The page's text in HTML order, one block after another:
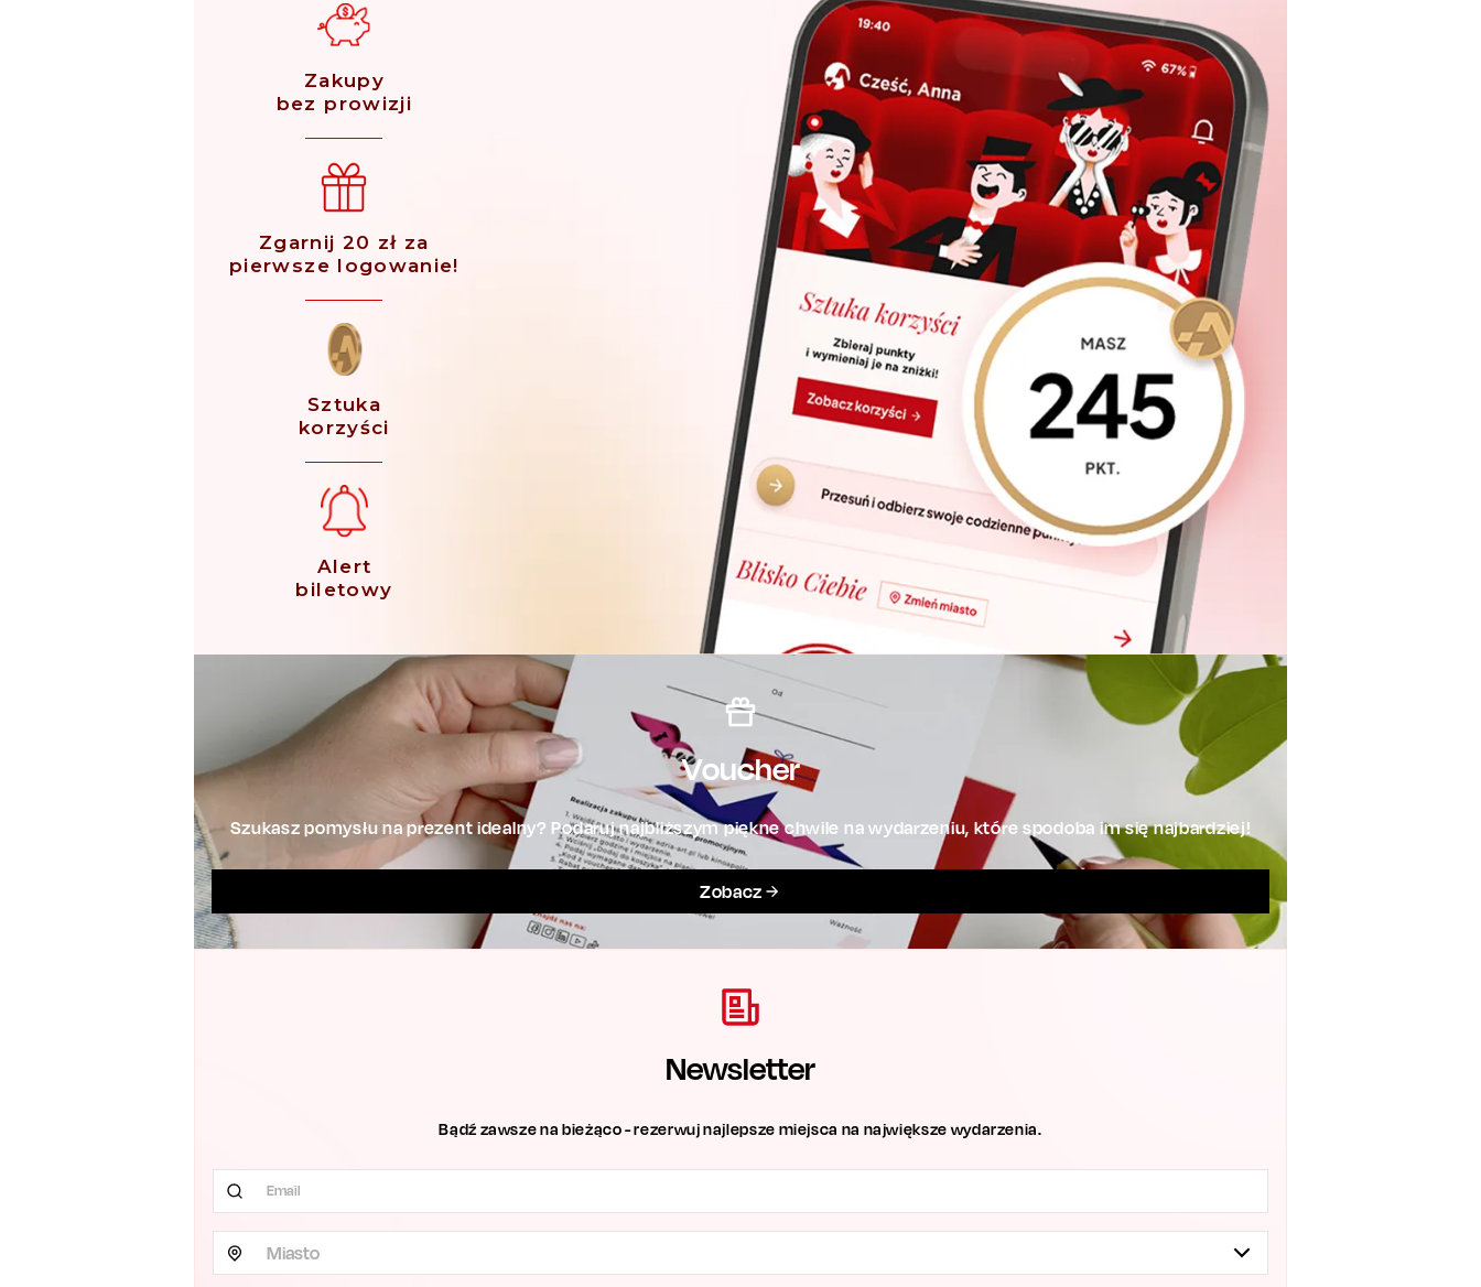
Zakupy
bez prowizji
Zgarnij 20 zł za
pierwsze logowanie!
Sztuka
korzyści
Alert
biletowy
Voucher
Szukasz pomysłu na prezent idealny? Podaruj najbliższym piękne chwile na wydarzeniu, które spodoba im się najbardziej!
Zobacz
Newsletter
Bądź zawsze na bieżąco - rezerwuj najlepsze miejsca na największe wydarzenia.
Miasto